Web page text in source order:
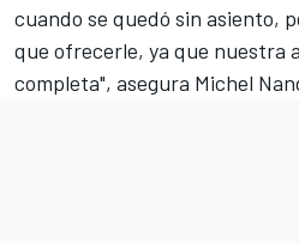
cuando se quedó sin asiento,
que ofrecerle, ya que nuestra
completa", asegura Michel